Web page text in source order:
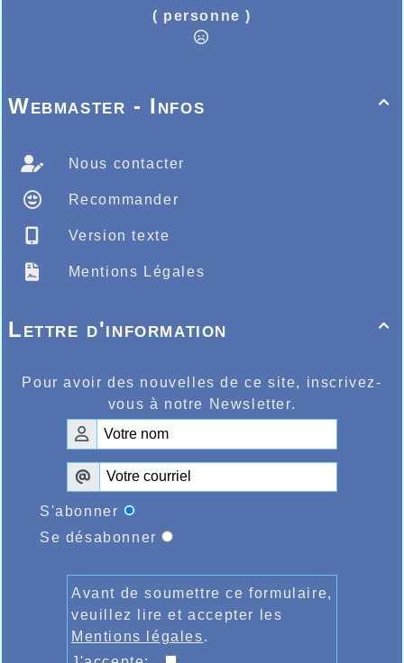
( personne )

Webmaster - Infos
Nous contacter
Recommander
Version texte
Mentions Légales

Lettre d'information
Pour avoir des nouvelles de ce site, inscrivez-
vous à notre Newsletter.
S'abonner
Se désabonner
Avant de soumettre ce formulaire,
veuillez lire et accepter les
Mentions légales.